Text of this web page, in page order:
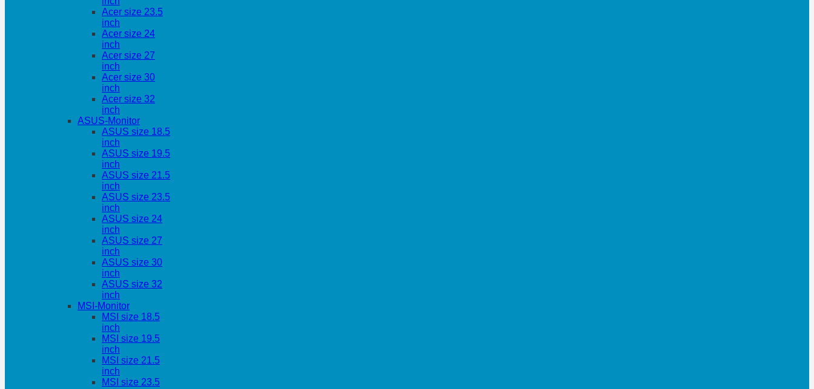
Acer size 23.5
inch
Acer size 24
inch
Acer size 27
inch
Acer size 30
inch
Acer size 32
inch
ASUS-Monitor
ASUS size 18.5
inch
ASUS size 19.5
inch
ASUS size 21.5
inch
ASUS size 23.5
inch
ASUS size 24
inch
ASUS size 27
inch
ASUS size 30
inch
ASUS size 32
inch
MSI-Monitor
MSI size 18.5
inch
MSI size 19.5
inch
MSI size 21.5
inch
MSI size 23.5